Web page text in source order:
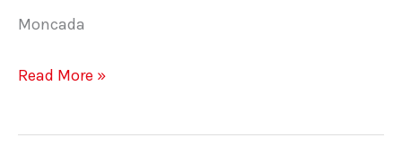
Moncada
Read More »